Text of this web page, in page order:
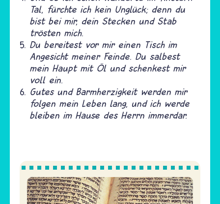
Tal, fürchte ich kein Unglück; denn du
bist bei mir, dein Stecken und Stab
trösten mich.
Du bereitest vor mir einen Tisch im
Angesicht meiner Feinde. Du salbest
mein Haupt mit Öl und schenkest mir
voll ein.
Gutes und Barmherzigkeit werden mir
folgen mein Leben lang, und ich werde
bleiben im Hause des Herrn immerdar.